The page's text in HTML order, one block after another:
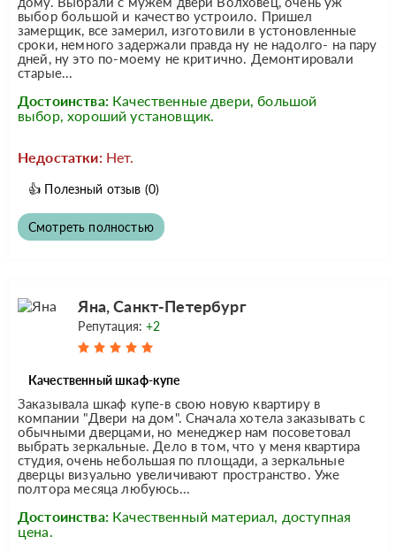
выбор большой и качество устроило. Пришел
замерщик, все замерил, изготовили в устоновленные
сроки, немного задержали правда ну не надолго- на пару
дней, ну это по-моему не критично. Демонтировали
старые...
Достоинства: Качественные двери, большой
выбор, хороший установщик.
Недостатки: Нет.
👍 Полезный отзыв (0)
Смотреть полностью
Яна, Санкт-Петербург
Репутация:+2
Качественный шкаф-купе
Заказывала шкаф купе-в свою новую квартиру в
компании "Двери на дом". Сначала хотела заказывать с
обычными дверцами, но менеджер нам посоветовал
выбрать зеркальные. Дело в том, что у меня квартира
студия, очень небольшая по площади, а зеркальные
дверцы визуально увеличивают пространство. Уже
полтора месяца любуюсь...
Достоинства: Качественный материал, доступная
цена.